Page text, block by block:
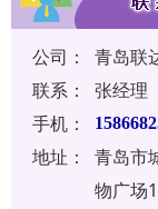
公司：
青岛联
联系：
张经理
手机：
地址：
青岛市
物广场